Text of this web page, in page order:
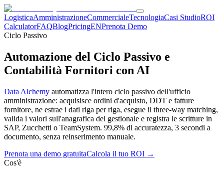
LogisticaAmministrazioneCommercialeTecnologiaCasi StudioROI
CalculatorFAQBlogPricingENPrenota Demo
Ciclo Passivo
Automazione del Ciclo Passivo e
Contabilità Fornitori con AI
Data Alchemy automatizza l'intero ciclo passivo dell'ufficio
amministrazione: acquisisce ordini d'acquisto, DDT e fatture
fornitore, ne estrae i dati riga per riga, esegue il three-way matching,
valida i valori sull'anagrafica del gestionale e registra le scritture in
SAP, Zucchetti o TeamSystem. 99,8% di accuratezza, 3 secondi a
documento, senza reinserimento manuale.
Prenota una demo gratuitaCalcola il tuo ROI →
Cos'è